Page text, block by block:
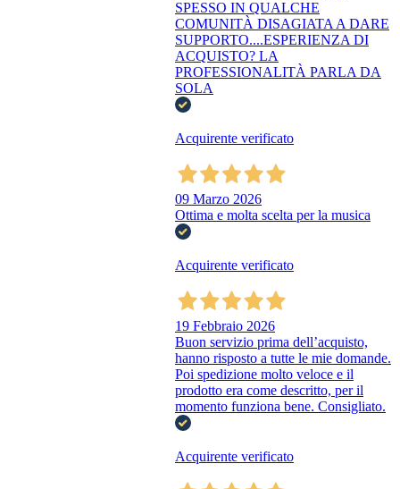
SPESSO IN QUALCHE
COMUNITÀ DISAGIATA A DARE
SUPPORTO....ESPERIENZA DI
ACQUISTO? LA
PROFESSIONALITÀ PARLA DA
SOLA
Acquirente verificato
09 Marzo 2026
Ottima e molta scelta per la musica
Acquirente verificato
19 Febbraio 2026
Buon servizio prima dell’acquisto,
hanno risposto a tutte le mie domande.
Poi spedizione molto veloce e il
prodotto era come descritto, per il
momento funziona bene. Consigliato.
Acquirente verificato